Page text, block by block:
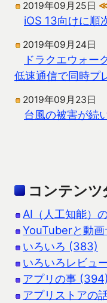
2019年09月25日
iOS 13向けに順
2019年09月24日
ドラクエウォー
低速通信で同時プ
2019年09月23日
台風の被害が続
コンテンツ
AI（人工知能）
YouTuberと動
いろいろ (383)
いろいろレビュ
アプリの事 (394)
アプリストアの